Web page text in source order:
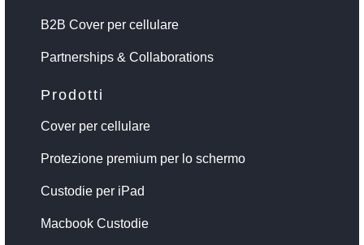
B2B Cover per cellulare
Partnerships & Collaborations
Prodotti
Cover per cellulare
Protezione premium per lo schermo
Custodie per iPad
Macbook Custodie